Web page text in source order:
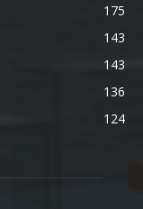
175
143
143
136
124